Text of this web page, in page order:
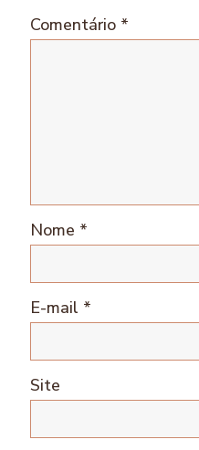
Comentário *
Nome *
E-mail *
Site